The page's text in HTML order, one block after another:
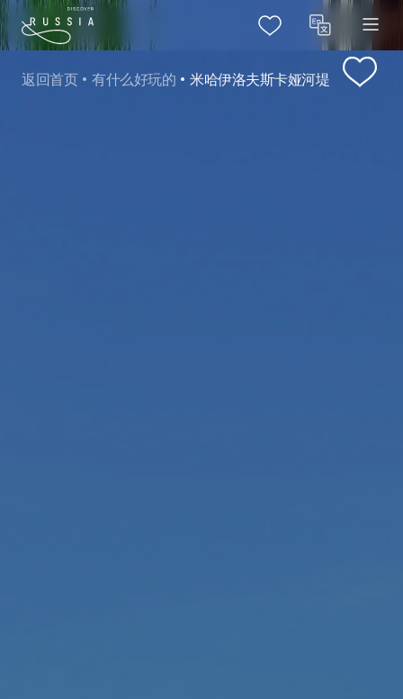
返回首页 有什么好玩的 米哈伊洛夫斯卡娅河堤